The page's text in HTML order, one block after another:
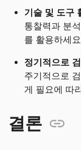
기술 및 도구
통찰력과 분
를 활용하세
정기적으로
주기적으로
게 필요에 따
결론